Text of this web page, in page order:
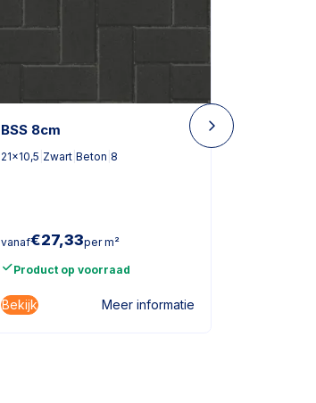
BSS 8cm
21x10,5 Zwart Beton 8
vanaf€27,33per m²
Product op voorraad
Bekijk Meer informatie